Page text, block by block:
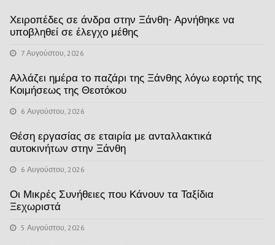
Χειροπέδες σε άνδρα στην Ξάνθη- Αρνήθηκε να
υποβληθεί σε έλεγχο μέθης
7 Αυγούστου, 2026
Αλλάζει ημέρα το παζάρι της Ξάνθης λόγω εορτής της
Κοιμήσεως της Θεοτόκου
6 Αυγούστου, 2026
Θέση εργασίας σε εταιρία με ανταλλακτικά
αυτοκινήτων στην Ξάνθη
6 Αυγούστου, 2026
Οι Μικρές Συνήθειες που Κάνουν τα Ταξίδια
Ξεχωριστά
5 Αυγούστου, 2026